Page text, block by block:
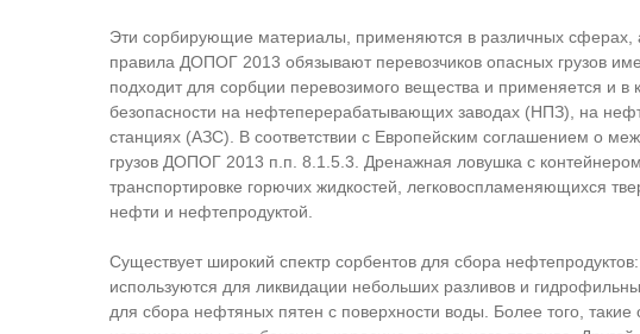
Эти сорбирующие материалы, применяются в различных сферах,
правила ДОПОГ 2013 обязывают перевозчиков опасных грузов
подходит для сорбции перевозимого вещества и применяется и в
безопасности на нефтеперерабатывающих заводах (НПЗ), на
станциях (АЗС). В соответствии с Европейским соглашением о
грузов ДОПОГ 2013 п.п. 8.1.5.3. Дренажная ловушка с
транспортировке горючих жидкостей, легковоспламеняющихся
нефти и нефтепродуктой.
Существует широкий спектр сорбентов для сбора
используются для ликвидации небольших разливов и
для сбора нефтяных пятен с поверхности воды. Более того,